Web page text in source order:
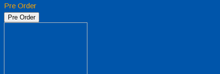
Pre Order
Pre Order